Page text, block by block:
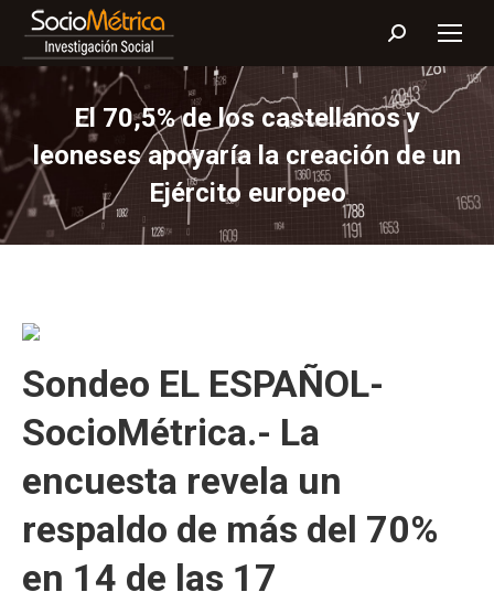
Buscar:
El 70,5% de los castellanos y
leoneses apoyaría la creación de un
Ejército europeo
Sondeo EL ESPAÑOL-
SocioMétrica.- La
encuesta revela un
respaldo de más del 70%
en 14 de las 17